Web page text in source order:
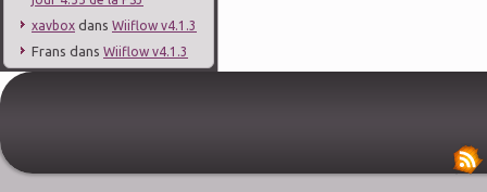
xavbox dans Wiiflow v4.1.3
Frans dans Wiiflow v4.1.3